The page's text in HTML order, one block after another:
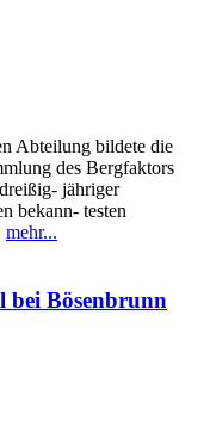
Abteilung bildete die
des Bergfaktors
jähriger
bekann- testen
mehr...
bei Bösenbrunn